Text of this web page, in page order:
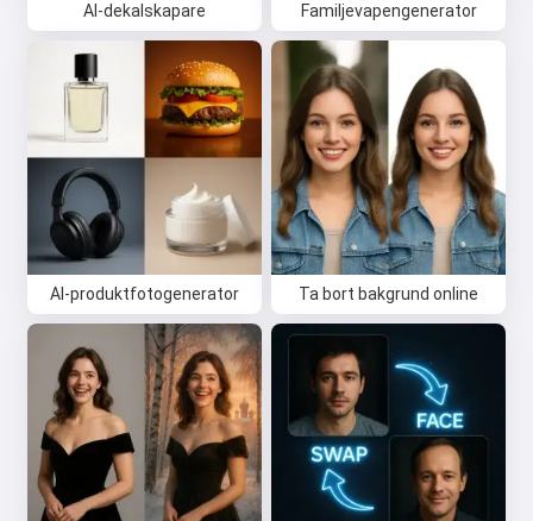
AI-dekalskapare Familjevapengenerator
AI-produktfotogenerator Ta bort bakgrund online
Hej 👋
Jag kan skapa låtar, skriva dikter
och gratulationer 🥰
Prova gratis
Integritetspolicy
Återbetalningspolicy